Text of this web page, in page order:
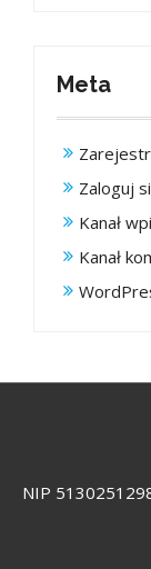
Meta
Zaloguj
Kanał
Kanał
NIP